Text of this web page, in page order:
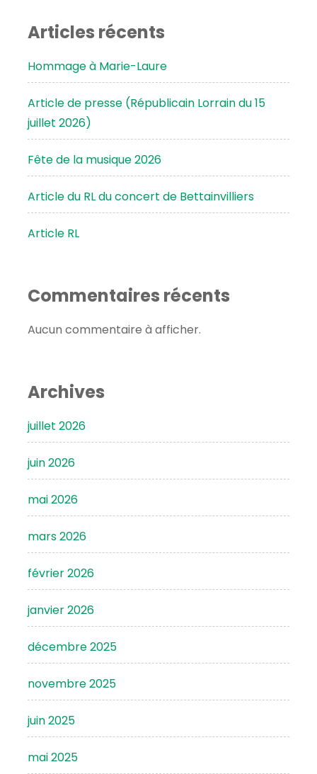
Articles récents
Hommage à Marie-Laure
Article de presse (Républicain Lorrain du 15
juillet 2026)
Fête de la musique 2026
Article du RL du concert de Bettainvilliers
Article RL
Commentaires récents
Aucun commentaire à afficher.
Archives
juillet 2026
juin 2026
mai 2026
mars 2026
février 2026
janvier 2026
décembre 2025
novembre 2025
juin 2025
mai 2025